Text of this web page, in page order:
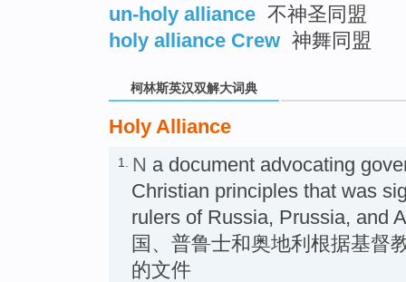
un-holy alliance 不神圣同盟
holy alliance Crew 神舞同盟
柯林斯英汉双解大词典
Holy Alliance
1. N a document advocating
Christian principles that was
rulers of Russia, Prussia, and
国、普鲁士和奥地利根据基督
的文件